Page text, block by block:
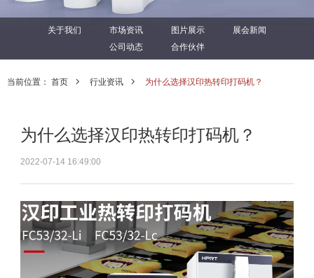
关于我们 市场资讯 图片展示
展会新闻
公司动态
合作伙伴
当前位置： 首页 行业资讯 为什么选择汉印热转印打码机？
为什么选择汉印热转印打码机？
2022-07-14 16:49:00